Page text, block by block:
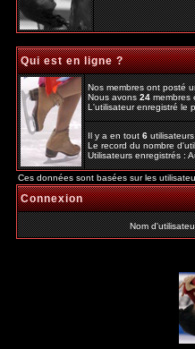
Qui est en ligne ?
Nos membres ont posté
Nous avons24membres
L'utilisateur enregistré le
Il y a en tout6
Le record du nombre
Utilisateurs enregistrés :
Ces données sont basées sur les
Connexion
Nom